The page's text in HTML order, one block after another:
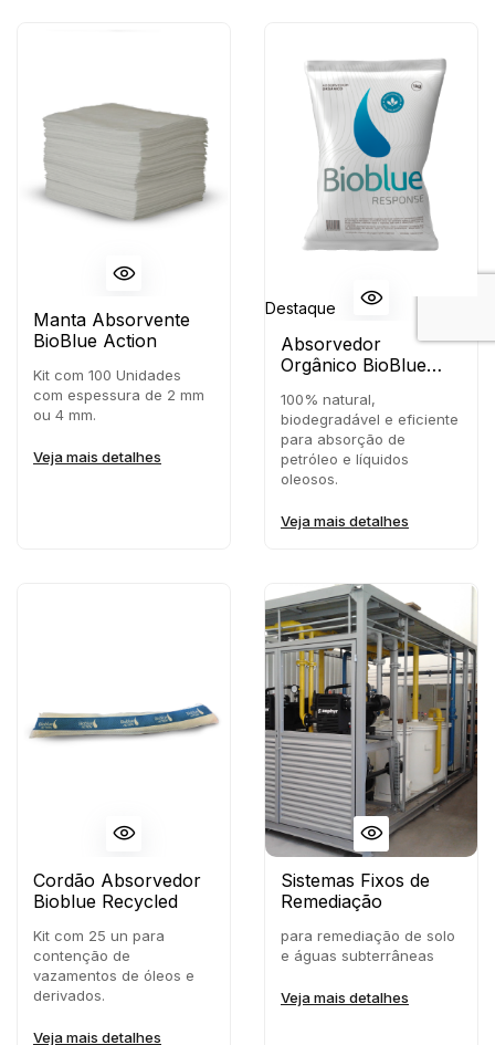
Manta Absorvente
BioBlue Action
Kit com 100 Unidades
com espessura de 2 mm
ou 4 mm.
Veja mais detalhes
Destaque
Absorvedor
Orgânico BioBlue
100% natural,
biodegradável e eficiente
para absorção de
petróleo e líquidos
oleosos.
Veja mais detalhes
Cordão Absorvedor
Bioblue Recycled
Kit com 25 un para
contenção de
vazamentos de óleos e
derivados.
Veja mais detalhes
Sistemas Fixos de
Remediação
para remediação de solo
e águas subterrâneas
Veja mais detalhes